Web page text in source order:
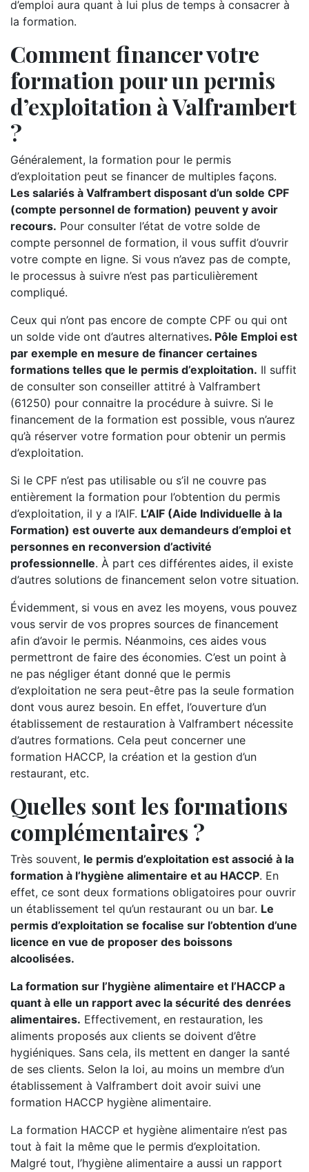
d’emploi aura quant à lui plus de temps à consacrer à
la formation.
Comment financer votre
formation pour un permis
d’exploitation à Valframbert
?
Généralement, la formation pour le permis
d’exploitation peut se financer de multiples façons.
Les salariés à Valframbert disposant d’un solde CPF
(compte personnel de formation) peuvent y avoir
recours. Pour consulter l’état de votre solde de
compte personnel de formation, il vous suffit d’ouvrir
votre compte en ligne. Si vous n’avez pas de compte,
le processus à suivre n’est pas particulièrement
compliqué.
Ceux qui n’ont pas encore de compte CPF ou qui ont
un solde vide ont d’autres alternatives. Pôle Emploi est
par exemple en mesure de financer certaines
formations telles que le permis d’exploitation. Il suffit
de consulter son conseiller attitré à Valframbert
(61250) pour connaitre la procédure à suivre. Si le
financement de la formation est possible, vous n’aurez
qu’à réserver votre formation pour obtenir un permis
d’exploitation.
Si le CPF n’est pas utilisable ou s’il ne couvre pas
entièrement la formation pour l’obtention du permis
d’exploitation, il y a l’AIF. L’AIF (Aide Individuelle à la
Formation) est ouverte aux demandeurs d’emploi et
personnes en reconversion d’activité
professionnelle. À part ces différentes aides, il existe
d’autres solutions de financement selon votre situation.
Évidemment, si vous en avez les moyens, vous pouvez
vous servir de vos propres sources de financement
afin d’avoir le permis. Néanmoins, ces aides vous
permettront de faire des économies. C’est un point à
ne pas négliger étant donné que le permis
d’exploitation ne sera peut-être pas la seule formation
dont vous aurez besoin. En effet, l’ouverture d’un
établissement de restauration à Valframbert nécessite
d’autres formations. Cela peut concerner une
formation HACCP, la création et la gestion d’un
restaurant, etc.
Quelles sont les formations
complémentaires ?
Très souvent, le permis d’exploitation est associé à la
formation à l’hygiène alimentaire et au HACCP. En
effet, ce sont deux formations obligatoires pour ouvrir
un établissement tel qu’un restaurant ou un bar. Le
permis d’exploitation se focalise sur l’obtention d’une
licence en vue de proposer des boissons
alcoolisées.
La formation sur l’hygiène alimentaire et l’HACCP a
quant à elle un rapport avec la sécurité des denrées
alimentaires. Effectivement, en restauration, les
aliments proposés aux clients se doivent d’être
hygiéniques. Sans cela, ils mettent en danger la santé
de ses clients. Selon la loi, au moins un membre d’un
établissement à Valframbert doit avoir suivi une
formation HACCP hygiène alimentaire.
La formation HACCP et hygiène alimentaire n’est pas
tout à fait la même que le permis d’exploitation.
Malgré tout, l’hygiène alimentaire a aussi un rapport